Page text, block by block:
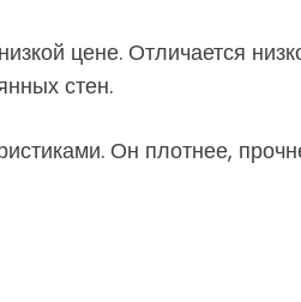
цене. Отличается
стен.
Он плотнее,